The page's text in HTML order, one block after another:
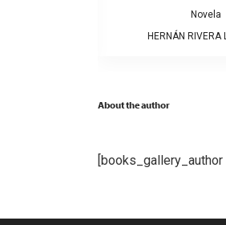
Novela
HERNÁN RIVERA
About the author
[books_gallery_author